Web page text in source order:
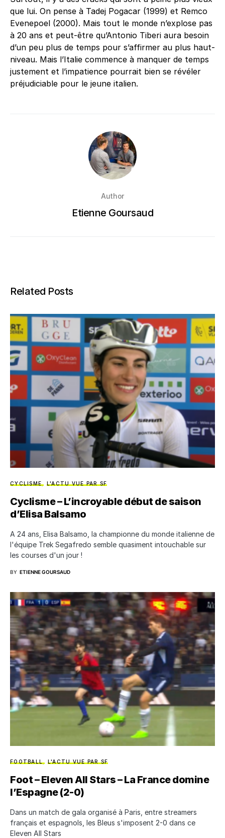
que lui. On pense à Tadej Pogacar (1999) et Remco
Evenepoel (2000). Mais tout le monde n’explose pas
à 20 ans et peut-être qu’Antonio Tiberi aura besoin
d’un peu plus de temps pour s’affirmer au plus haut-
niveau. Mais l’Italie commence à manquer de temps
justement et l’impatience pourrait bien se révéler
préjudiciable pour le jeune italien.
Author
Etienne Goursaud
Related Posts
CYCLISME L'ACTU VUE PAR SF
Cyclisme – L’incroyable début de saison
d’Elisa Balsamo
A 24 ans, Elisa Balsamo, la championne du monde italienne de
l'équipe Trek Segafredo semble quasiment intouchable sur
les courses d'un jour !
BY ETIENNE GOURSAUD
FOOTBALL L'ACTU VUE PAR SF
Foot – Eleven All Stars – La France domine
l’Espagne (2-0)
Dans un match de gala organisé à Paris, entre streamers
français et espagnols, les Bleus s'imposent 2-0 dans ce
Eleven All Stars